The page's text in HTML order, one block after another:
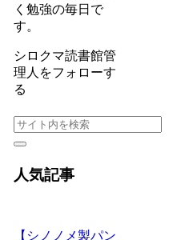
く勉強の毎日で
す。
シロクマ読書館管
理人をフォローす
る
人気記事
【シノノメ製パン